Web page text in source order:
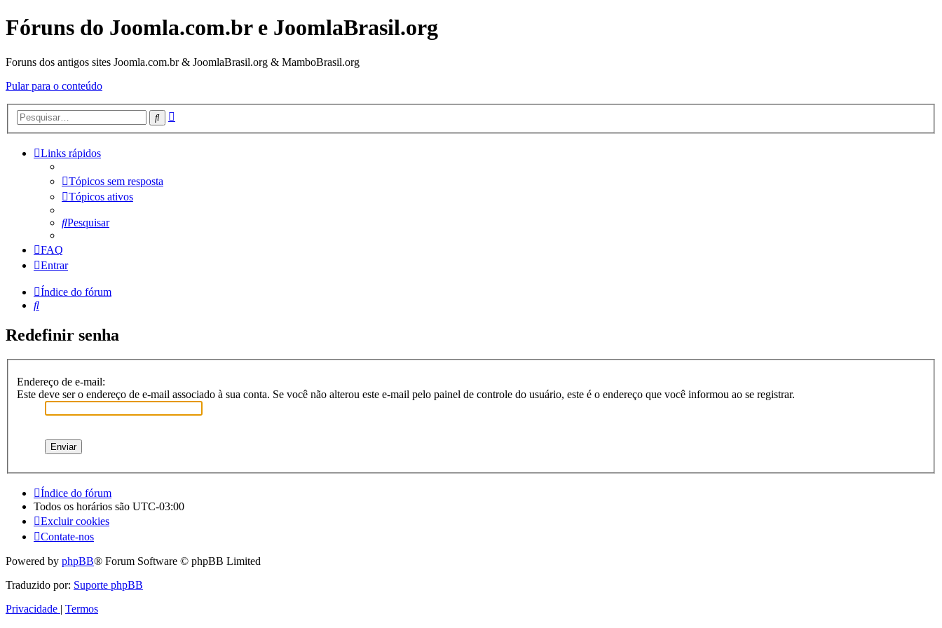
Fóruns do Joomla.com.br e JoomlaBrasil.org
Foruns dos antigos sites Joomla.com.br & JoomlaBrasil.org & MamboBrasil.org
Pular para o conteúdo
Pesquisar
Links rápidos
Tópicos sem resposta
Tópicos ativos
Pesquisar
FAQ
Entrar
Índice do fórum
Pesquisar
Redefinir senha
Endereço de e-mail:
Este deve ser o endereço de e-mail associado à sua conta. Se você não alterou este e-mail pelo painel de controle do usuário, este é o endereço que você informou ao se registrar.
Índice do fórum
Todos os horários são UTC-03:00
Excluir cookies
Contate-nos
Powered by phpBB® Forum Software © phpBB Limited
Traduzido por: Suporte phpBB
Privacidade | Termos